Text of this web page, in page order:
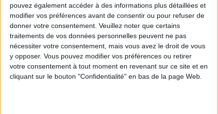
pouvez également accéder à des informations plus détaillées et
modifier vos préférences avant de consentir ou pour refuser de
donner votre consentement. Veuillez noter que certains
traitements de vos données personnelles peuvent ne pas
nécessiter votre consentement, mais vous avez le droit de vous
y opposer. Vous pouvez modifier vos préférences ou retirer
votre consentement à tout moment en revenant sur ce site et en
cliquant sur le bouton "Confidentialité" en bas de la page Web.